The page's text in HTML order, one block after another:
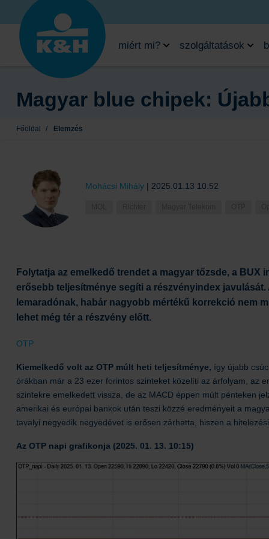
miért mi? szolgáltatások
Magyar blue chipek:
Főoldal / Elemzés
Mohácsi Mihály | 2025.01.13 10:52
Folytatja az emelkedő trendet a magyar tőzsde, a BUX
erősebb teljesítménye segíti a részvényindex
lemaradónak, habár nagyobb mértékű korrekció nem
lehet még tér a részvény előtt.
OTP
Kiemelkedő volt az OTP múlt heti teljesítménye, így újabb
órákban már a 23 ezer forintos szinteket közelíti az árfolyam, az
szintekre emelkedett vissza, de az MACD éppen múlt pénteken
amerikai és európai bankok után teszi közzé eredményeit a
tavalyi negyedik negyedévet is erősen zárhatta, hiszen a
Az OTP napi grafikonja (2025. 01. 13. 10:15)